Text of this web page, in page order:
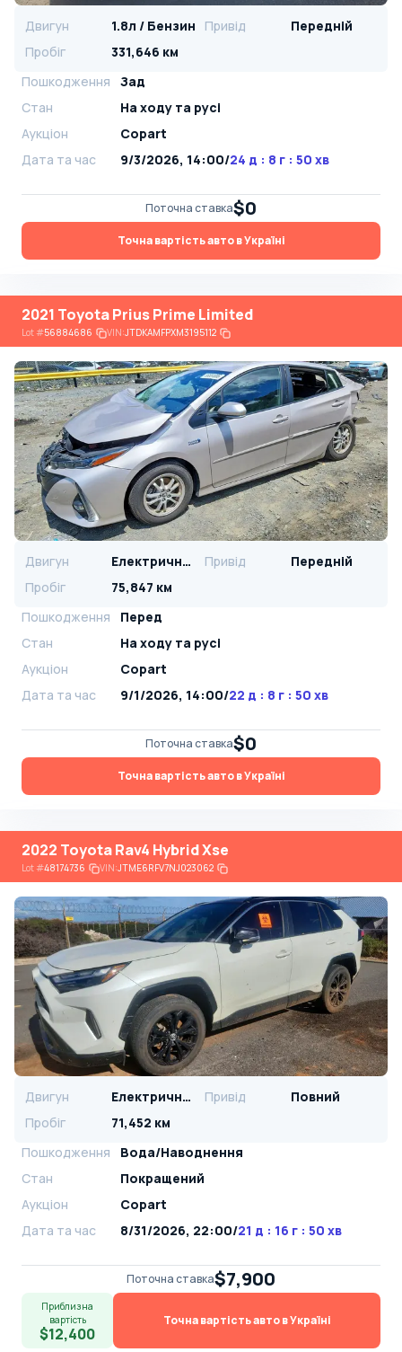
Двигун 1.8л / Бензин Привід
Передній
Пробіг
331,646 км
Пошкодження
Зад
Стан
На ​​ходу та русі
Аукціон
Copart
Дата та час
9/3/2026, 14:00/24 д : 8 г : 50 хв
Поточна ставка$0
Точна вартість авто в Україні
2021 Toyota Prius Prime Limited
Lot#56884686 VIN:JTDKAMFPXM3195112
Двигун Електричний Привід
Передній
Пробіг
75,847 км
Пошкодження
Перед
Стан
На ​​ходу та русі
Аукціон
Copart
Дата та час
9/1/2026, 14:00/22 д : 8 г : 50 хв
Поточна ставка$0
Точна вартість авто в Україні
2022 Toyota Rav4 Hybrid Xse
Lot#48174736 VIN:JTME6RFV7NJ023062
Двигун Електричний Привід
Повний
Пробіг
71,452 км
Пошкодження
Вода/Наводнення
Стан
Покращений
Аукціон
Copart
Дата та час
8/31/2026, 22:00/21 д : 16 г : 50 хв
Поточна ставка$7,900
Приблизна
вартість
$12,400
Точна вартість авто в Україні